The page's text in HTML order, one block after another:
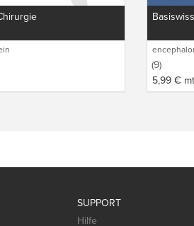
GmbH
(9)
5,99 €
SUPPORT
Hilfe